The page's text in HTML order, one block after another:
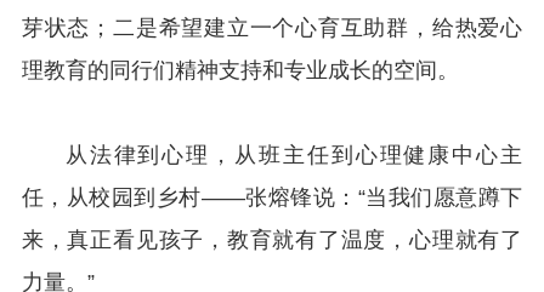
芽状态；二是希望建立一个心育互助群，给热爱心
理教育的同行们精神支持和专业成长的空间。
从法律到心理，从班主任到心理健康中心主
任，从校园到乡村——张熔锋说：“当我们愿意蹲下
来，真正看见孩子，教育就有了温度，心理就有了
力量。”